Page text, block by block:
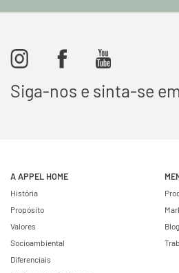
Siga-nos e sinta-se
A APPEL HOME
História
Propósito
Valores
Socioambiental
Diferenciais
Blog